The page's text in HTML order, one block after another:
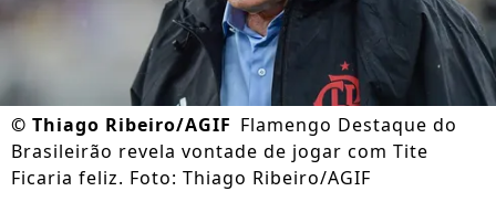
© Thiago Ribeiro/AGIF Flamengo Destaque do
Brasileirão revela vontade de jogar com Tite
Ficaria feliz. Foto: Thiago Ribeiro/AGIF